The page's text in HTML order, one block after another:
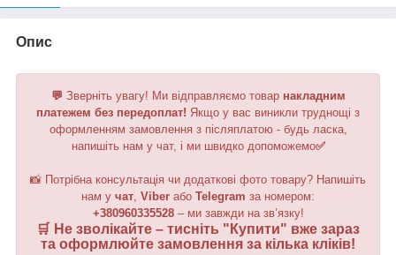
Опис
💬 Зверніть увагу! Ми відправляємо товар накладним
платежем без передоплат! Якщо у вас виникли труднощі з
оформленням замовлення з післяплатою - будь ласка,
напишіть нам у чат, і ми швидко допоможемо✅
📸 Потрібна консультація чи додаткові фото товару? Напишіть
нам у чат Viber або Telegram за номером:
+380960335528– ми завжди на зв’язку!
🛒 Не зволікайте – тисніть " Купити" вже зараз
та оформлюйте замовлення за кілька кліків!